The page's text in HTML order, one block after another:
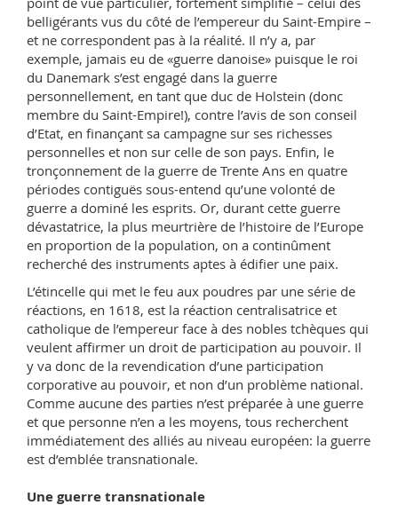
belligérants vus du côté de l’empereur du Saint-Empire –
et ne correspondent pas à la réalité. Il n’y a, par
exemple, jamais eu de «guerre danoise» puisque le roi
du Danemark s’est engagé dans la guerre
personnellement, en tant que duc de Holstein (donc
membre du Saint-Empire!), contre l’avis de son conseil
d’Etat, en finançant sa campagne sur ses richesses
personnelles et non sur celle de son pays. Enfin, le
tronçonnement de la guerre de Trente Ans en quatre
périodes contiguës sous-entend qu’une volonté de
guerre a dominé les esprits. Or, durant cette guerre
dévastatrice, la plus meurtrière de l’histoire de l’Europe
en proportion de la population, on a continûment
recherché des instruments aptes à édifier une paix.
L’étincelle qui met le feu aux poudres par une série de
réactions, en 1618, est la réaction centralisatrice et
catholique de l’empereur face à des nobles tchèques qui
veulent affirmer un droit de participation au pouvoir. Il
y va donc de la revendication d’une participation
corporative au pouvoir, et non d’un problème national.
Comme aucune des parties n’est préparée à une guerre
et que personne n’en a les moyens, tous recherchent
immédiatement des alliés au niveau européen: la guerre
est d’emblée transnationale.
Une guerre transnationale